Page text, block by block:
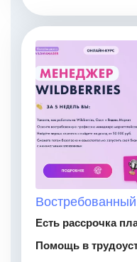
Есть рассрочка
Помощь в